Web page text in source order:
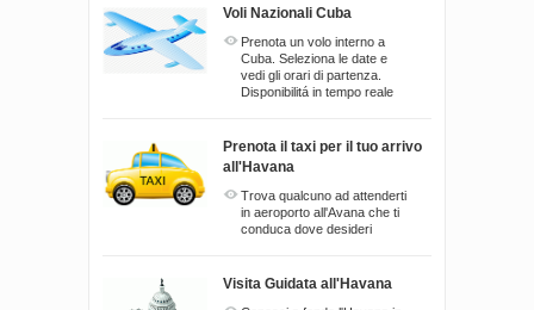
Voli Nazionali Cuba
Prenota un volo interno a
Cuba. Seleziona le date e
vedi gli orari di partenza.
Disponibilitá in tempo reale
Prenota il taxi per il tuo arrivo
all'Havana
Trova qualcuno ad attenderti
in aeroporto all'Avana che ti
conduca dove desideri
Visita Guidata all'Havana